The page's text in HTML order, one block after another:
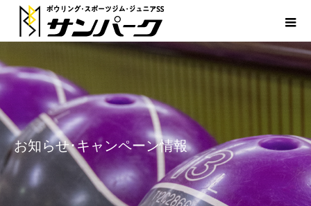
お知らせ･キャンペーン情報